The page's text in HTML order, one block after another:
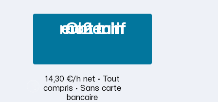
Obtenir mon tarif en 2 min
14,30 €/h net · Tout
compris · Sans carte
bancaire